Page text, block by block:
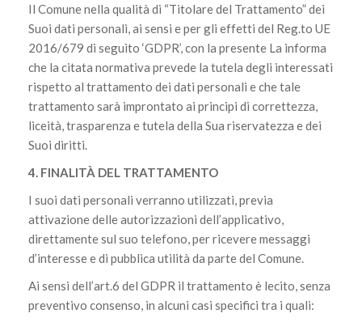
Il Comune nella qualità di “Titolare del Trattamento” dei
Suoi dati personali, ai sensi e per gli effetti del Reg.to UE
2016/679 di seguito ‘GDPR’, con la presente La informa
che la citata normativa prevede la tutela degli interessati
rispetto al trattamento dei dati personali e che tale
trattamento sarà improntato ai principi di correttezza,
liceità, trasparenza e tutela della Sua riservatezza e dei
Suoi diritti.
4. FINALITÀ DEL TRATTAMENTO
I suoi dati personali verranno utilizzati, previa
attivazione delle autorizzazioni dell’applicativo,
direttamente sul suo telefono, per ricevere messaggi
d’interesse e di pubblica utilità da parte del Comune.
Ai sensi dell’art.6 del GDPR il trattamento è lecito, senza
preventivo consenso, in alcuni casi specifici tra i quali: